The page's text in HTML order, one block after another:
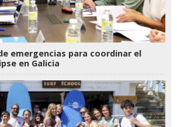
emergencias para coordinar el
en Galicia